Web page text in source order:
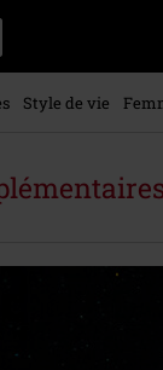
Style de vie